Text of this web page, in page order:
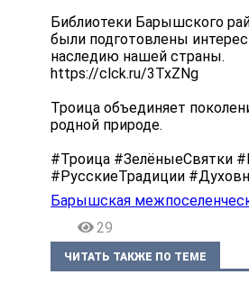
Библиотеки Барышского
были подготовлены
наследию нашей страны.
https://clck.ru/3TxZNg
Троица объединяет
родной природе.
#Троица #ЗелёныеСвятки
#РусскиеТрадиции
Барышская
29
ЧИТАТЬ ТАКЖЕ ПО ТЕМЕ